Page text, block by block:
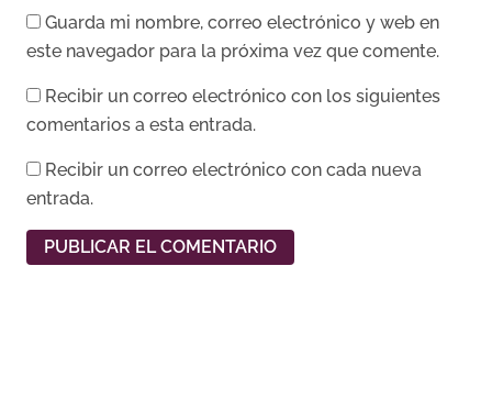
Guarda mi nombre, correo electrónico y web en
este navegador para la próxima vez que comente.
Recibir un correo electrónico con los siguientes
comentarios a esta entrada.
Recibir un correo electrónico con cada nueva
entrada.